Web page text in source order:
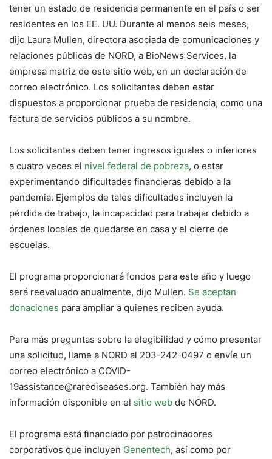
tener un estado de residencia permanente en el país o ser
residentes en los EE. UU. Durante al menos seis meses,
dijo Laura Mullen, directora asociada de comunicaciones y
relaciones públicas de NORD, a BioNews Services, la
empresa matriz de este sitio web, en un declaración de
correo electrónico. Los solicitantes deben estar
dispuestos a proporcionar prueba de residencia, como una
factura de servicios públicos a su nombre.
Los solicitantes deben tener ingresos iguales o inferiores
a cuatro veces el nivel federal de pobreza, o estar
experimentando dificultades financieras debido a la
pandemia. Ejemplos de tales dificultades incluyen la
pérdida de trabajo, la incapacidad para trabajar debido a
órdenes locales de quedarse en casa y el cierre de
escuelas.
El programa proporcionará fondos para este año y luego
será reevaluado anualmente, dijo Mullen. Se aceptan
donaciones para ampliar a quienes reciben ayuda.
Para más preguntas sobre la elegibilidad y cómo presentar
una solicitud, llame a NORD al 203-242-0497 o envíe un
correo electrónico a COVID-
19assistance@rarediseases.org. También hay más
información disponible en el sitio web de NORD.
El programa está financiado por patrocinadores
corporativos que incluyen Genentech, así como por